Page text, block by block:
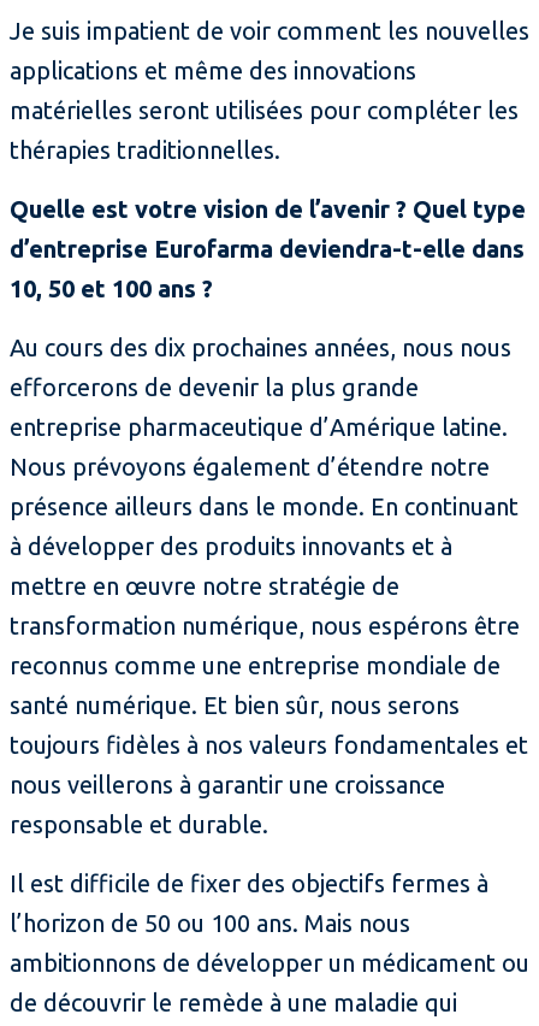
Je suis impatient de voir comment les nouvelles
applications et même des innovations
matérielles seront utilisées pour compléter les
thérapies traditionnelles.
Quelle est votre vision de l’avenir ? Quel type
d’entreprise Eurofarma deviendra-t-elle dans
10, 50 et 100 ans ?
Au cours des dix prochaines années, nous nous
efforcerons de devenir la plus grande
entreprise pharmaceutique d’Amérique latine.
Nous prévoyons également d’étendre notre
présence ailleurs dans le monde. En continuant
à développer des produits innovants et à
mettre en œuvre notre stratégie de
transformation numérique, nous espérons être
reconnus comme une entreprise mondiale de
santé numérique. Et bien sûr, nous serons
toujours fidèles à nos valeurs fondamentales et
nous veillerons à garantir une croissance
responsable et durable.
Il est difficile de fixer des objectifs fermes à
l’horizon de 50 ou 100 ans. Mais nous
ambitionnons de développer un médicament ou
de découvrir le remède à une maladie qui